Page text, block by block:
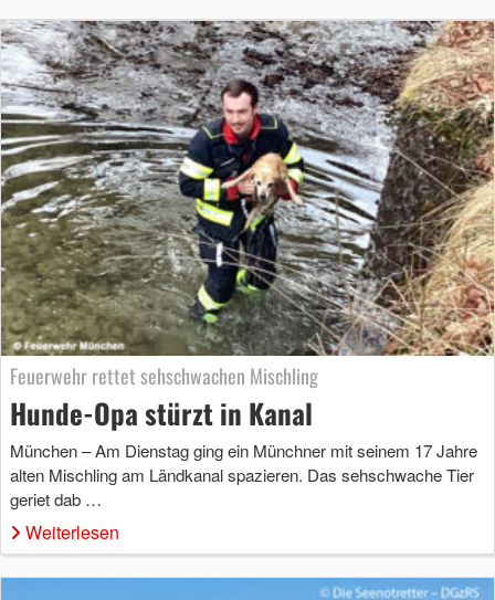
Feuerwehr rettet sehschwachen Mischling
Hunde-Opa stürzt in Kanal
München – Am Dienstag ging ein Münchner mit seinem 17 Jahre
alten Mischling am Ländkanal spazieren. Das sehschwache Tier
geriet dab …
Weiterlesen